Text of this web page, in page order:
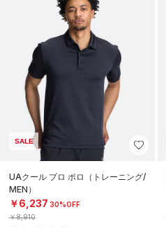
SALE
UAクール プロ ポロ（トレーニング/
MEN）
￥6,237 30%OFF
￥8,910